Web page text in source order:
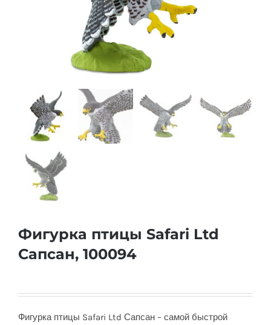
Фигурка птицы Safari Ltd
Сапсан, 100094
Фигурка птицы Safari Ltd Сапсан – самой быстрой